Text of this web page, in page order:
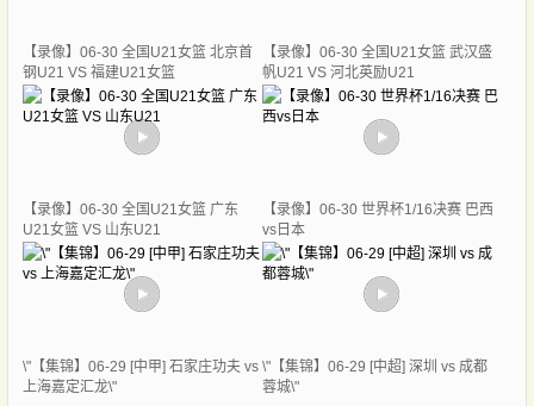
【录像】06-30 全国U21女篮 北京首
钢U21 VS 福建U21女篮
【录像】06-30 全国U21女篮 武汉盛
帆U21 VS 河北英励U21
【录像】06-30 全国U21女篮 广东
U21女篮 VS 山东U21
【录像】06-30 世界杯1/16决赛 巴西
vs日本
\"【集锦】06-29 [中甲] 石家庄功夫 vs
上海嘉定汇龙\"
\"【集锦】06-29 [中超] 深圳 vs 成都
蓉城\"